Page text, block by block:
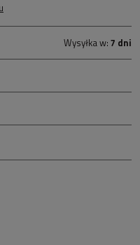
Wysyłka w: 7 dni